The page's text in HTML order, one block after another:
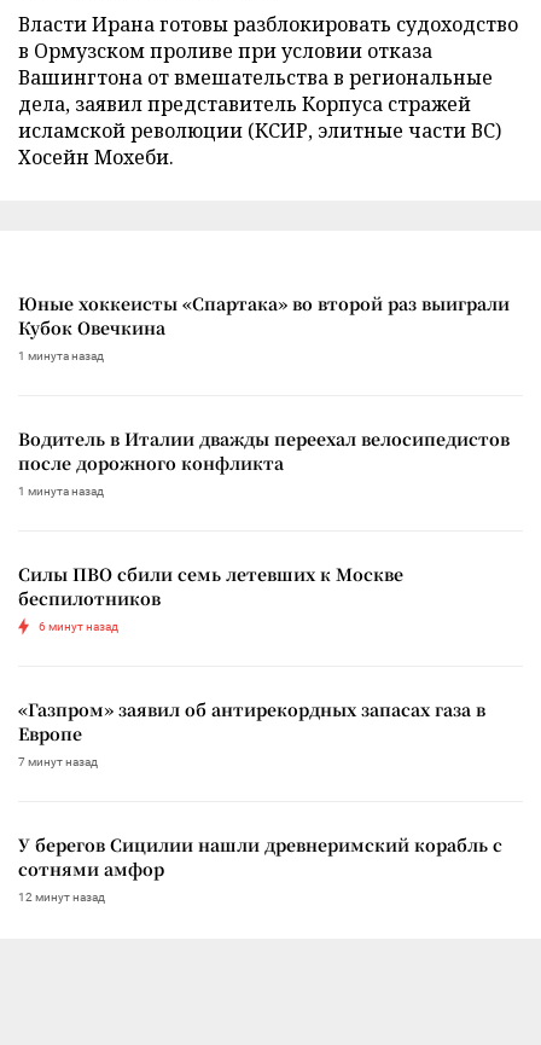
Власти Ирана готовы разблокировать судоходство
в Ормузском проливе при условии отказа
Вашингтона от вмешательства в региональные
дела, заявил представитель Корпуса стражей
исламской революции (КСИР, элитные части ВС)
Хосейн Мохеби.
Юные хоккеисты «Спартака» во второй раз выиграли
Кубок Овечкина
1 минута назад
Водитель в Италии дважды переехал велосипедистов
после дорожного конфликта
1 минута назад
Силы ПВО сбили семь летевших к Москве
беспилотников
6 минут назад
«Газпром» заявил об антирекордных запасах газа в
Европе
7 минут назад
У берегов Сицилии нашли древнеримский корабль с
сотнями амфор
12 минут назад